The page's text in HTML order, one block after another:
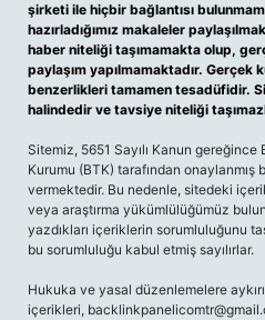
şirketi ile hiçbir bağlantısı
hazırladığımız makaleler
haber niteliği taşımamakta olup,
paylaşım yapılmamaktadır. Gerçek
benzerlikleri tamamen tesadüfidir.
halindedir ve tavsiye niteliği
Sitemiz, 5651 Sayılı Kanun
Kurumu (BTK) tarafından onaylanmış
vermektedir. Bu nedenle, sitedeki
veya araştırma yükümlülüğümüz
yazdıkları içeriklerin sorumluluğunu
bu sorumluluğu kabul etmiş sayılırlar.
Hukuka ve yasal düzenlemelere
içerikleri,